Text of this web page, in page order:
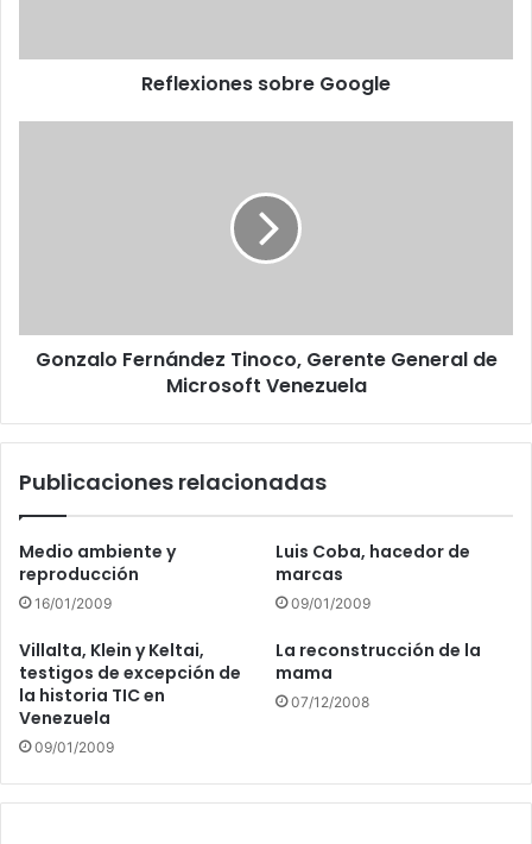
Reflexiones sobre Google
Gonzalo Fernández Tinoco, Gerente General de
Microsoft Venezuela
Publicaciones relacionadas
Medio ambiente y
reproducción
16/01/2009
Luis Coba, hacedor de
marcas
09/01/2009
Villalta, Klein y Keltai,
testigos de excepción de
la historia TIC en
Venezuela
09/01/2009
La reconstrucción de la
mama
07/12/2008